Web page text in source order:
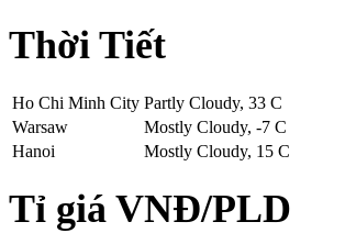
Thời Tiết
Ho Chi Minh City Partly Cloudy, 33 C
Warsaw
Mostly Cloudy, -7 C
Hanoi
Mostly Cloudy, 15 C
Tỉ giá VNĐ/PLD